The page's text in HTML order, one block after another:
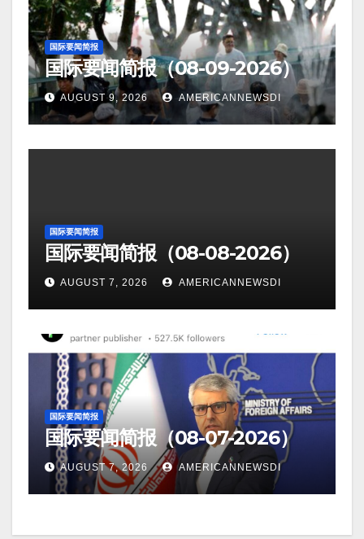
国际要闻简报
国际要闻简报（08-09-2026）
AUGUST 9, 2026 AMERICANNEWSDI
国际要闻简报
国际要闻简报（08-08-2026）
AUGUST 7, 2026 AMERICANNEWSDI
国际要闻简报
国际要闻简报（08-07-2026）
AUGUST 7, 2026 AMERICANNEWSDI